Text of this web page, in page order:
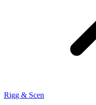
Rigg & Scen